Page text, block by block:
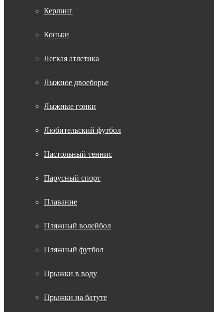
Керлинг
Коньки
Легкая атлетика
Лыжное двоеборье
Лыжные гонки
Любительский футбол
Настольный теннис
Парусный спорт
Плавание
Пляжный волейбол
Пляжный футбол
Прыжки в воду
Прыжки на батуте